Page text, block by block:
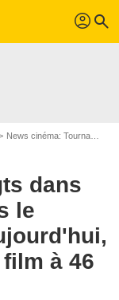
profil search
News cinéma: Tournages
dans
le
à 46